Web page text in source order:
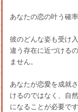
あなたの恋の叶う確
彼のどんな姿も受け
違う存在に近づける
ません。
あなたが恋愛を成就
けるのではなく、自
になることが必要です